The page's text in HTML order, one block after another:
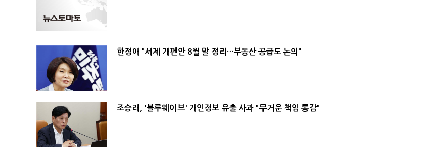
한정애 "세제 개편안 8월 말 정리…부동산 공급도 논의"
조승래, '블루웨이브' 개인정보 유출 사과 "무거운 책임 통감"